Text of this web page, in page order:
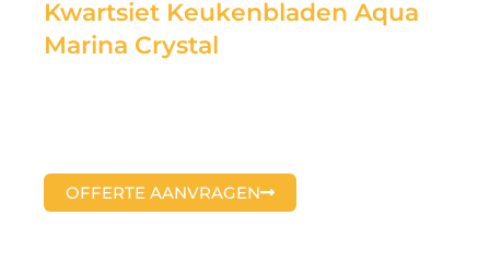
Kwartsiet Keukenbladen Aqua
Marina Crystal
OFFERTE AANVRAGEN